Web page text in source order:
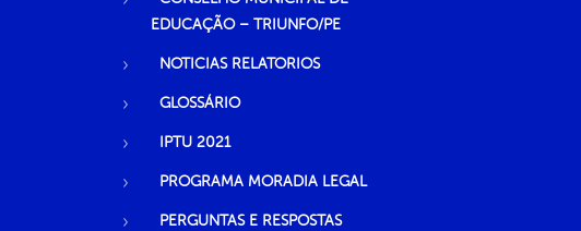
EDUCAÇÃO – TRIUNFO/PE
NOTICIAS RELATORIOS
GLOSSÁRIO
IPTU 2021
PROGRAMA MORADIA LEGAL
PERGUNTAS E RESPOSTAS